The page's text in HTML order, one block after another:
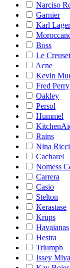
Narciso
Garnier
Karl
Boss
Le Creuset
Acne
Kevin
Fred Perry
Oakley
Persol
Hummel
Rains
Nina Ricci
Cacharel
Nomess
Carrera
Casio
Stelton
Kerastase
Krups
Havaianas
Hestra
Triumph
Issey